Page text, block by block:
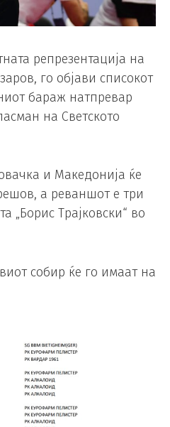
репрезентација на
го објави списокот
бараж натпревар
на Светското
и Македонија ќе
а реваншот е три
„Борис Трајковски“ во
собир ќе го имаат на